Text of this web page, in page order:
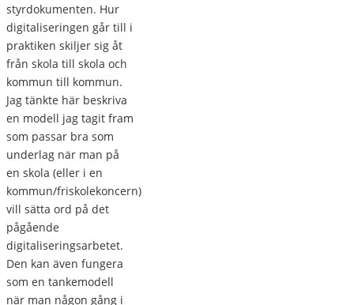
styrdokumenten. Hur
digitaliseringen går till i
praktiken skiljer sig åt
från skola till skola och
kommun till kommun.
Jag tänkte här beskriva
en modell jag tagit fram
som passar bra som
underlag när man på
en skola (eller i en
kommun/friskolekoncern)
vill sätta ord på det
pågående
digitaliseringsarbetet.
Den kan även fungera
som en tankemodell
när man någon gång i